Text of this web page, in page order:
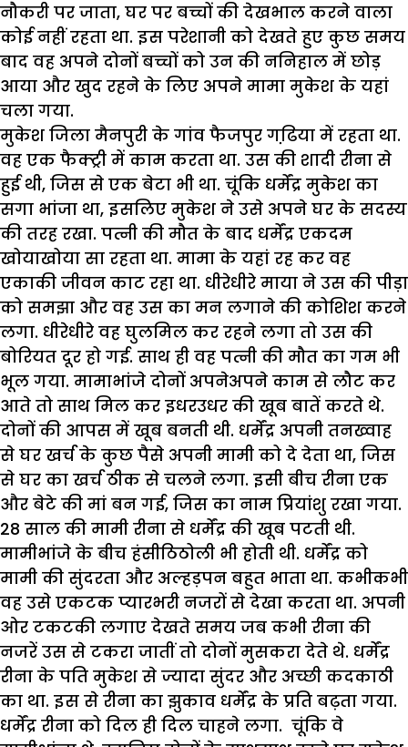
नौकरी पर जाता, घर पर बच्चों की देखभाल करने वाला
कोई नहीं रहता था. इस परेशानी को देखते हुए कुछ समय
बाद वह अपने दोनों बच्चों को उन की ननिहाल में छोड़
आया और खुद रहने के लिए अपने मामा मुकेश के यहां
चला गया.
मुकेश जिला मैनपुरी के गांव फैजपुर गढि़या में रहता था.
वह एक फैक्ट्री में काम करता था. उस की शादी रीना से
हुई थी, जिस से एक बेटा भी था. चूंकि धर्मेंद्र मुकेश का
सगा भांजा था, इसलिए मुकेश ने उसे अपने घर के सदस्य
की तरह रखा. पत्नी की मौत के बाद धर्मेंद्र एकदम
खोयाखोया सा रहता था. मामा के यहां रह कर वह
एकाकी जीवन काट रहा था. धीरेधीरे माया ने उस की पीड़ा
को समझा और वह उस का मन लगाने की कोशिश करने
लगा. धीरेधीरे वह घुलमिल कर रहने लगा तो उस की
बोरियत दूर हो गई. साथ ही वह पत्नी की मौत का गम भी
भूल गया. मामाभांजे दोनों अपनेअपने काम से लौट कर
आते तो साथ मिल कर इधरउधर की खूब बातें करते थे.
दोनों की आपस में खूब बनती थी. धर्मेंद्र अपनी तनख्वाह
से घर खर्च के कुछ पैसे अपनी मामी को दे देता था, जिस
से घर का खर्च ठीक से चलने लगा. इसी बीच रीना एक
और बेटे की मां बन गई, जिस का नाम प्रियांशु रखा गया.
28 साल की मामी रीना से धर्मेंद्र की खूब पटती थी.
मामीभांजे के बीच हंसीठिठोली भी होती थी. धर्मेंद्र को
मामी की सुंदरता और अल्हड़पन बहुत भाता था. कभीकभी
वह उसे एकटक प्यारभरी नजरों से देखा करता था. अपनी
ओर टकटकी लगाए देखते समय जब कभी रीना की
नजरें उस से टकरा जातीं तो दोनों मुसकरा देते थे. धर्मेंद्र
रीना के पति मुकेश से ज्यादा सुंदर और अच्छी कदकाठी
का था. इस से रीना का झुकाव धर्मेंद्र के प्रति बढ़ता गया.
धर्मेंद्र रीना को दिल ही दिल चाहने लगा. चूंकि वे